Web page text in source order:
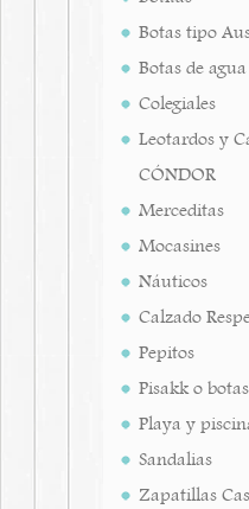
Botas tipo
Botas de agua
Colegiales
Leotardos y
CÓNDOR
Merceditas
Mocasines
Náuticos
Calzado
Pepitos
Pisakk o
Playa y
Sandalias
Zapatillas